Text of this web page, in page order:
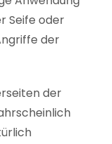
Seife oder
der
der